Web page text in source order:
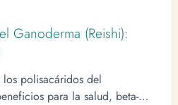
Ganoderma (Reishi):
los polisacáridos del
para la salud, beta-